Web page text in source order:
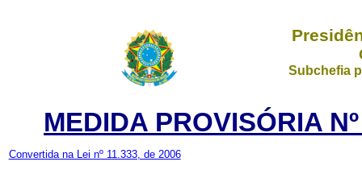
Subchefia
MEDIDA PROVISÓRIA
Convertida na Lei nº 11.333, de 2006